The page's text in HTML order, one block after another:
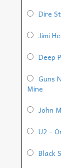
Dire
Jimi
Deep
Guns
Mine
John
U2 -
Black